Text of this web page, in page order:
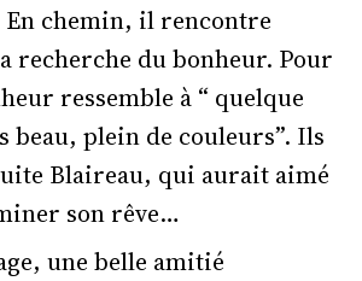
En chemin, il rencontre
recherche du bonheur. Pour
ressemble à “ quelque
beau, plein de couleurs”. Ils
Blaireau, qui aurait aimé
son rêve…
une belle amitié